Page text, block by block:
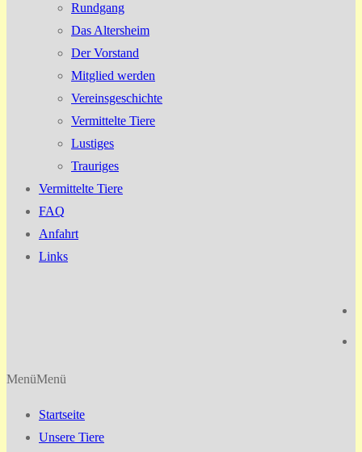
Rundgang
Das Altersheim
Der Vorstand
Mitglied werden
Vereinsgeschichte
Vermittelte Tiere
Lustiges
Trauriges
Vermittelte Tiere
FAQ
Anfahrt
Links
MenüMenü
Startseite
Unsere Tiere